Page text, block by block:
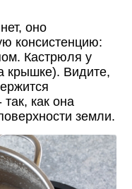
оно
консистенцию:
Кастрюля у
крышке). Видите,
как она
земли.